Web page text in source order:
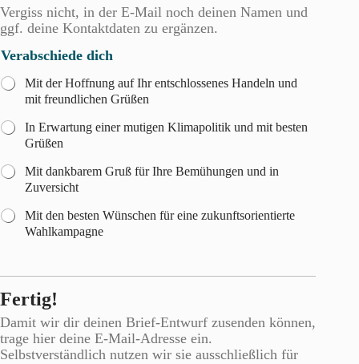
Vergiss nicht, in der E-Mail noch deinen Namen und
ggf. deine Kontaktdaten zu ergänzen.
Verabschiede dich
Mit der Hoffnung auf Ihr entschlossenes Handeln und
mit freundlichen Grüßen
In Erwartung einer mutigen Klimapolitik und mit besten
Grüßen
Mit dankbarem Gruß für Ihre Bemühungen und in
Zuversicht
Mit den besten Wünschen für eine zukunftsorientierte
Wahlkampagne
Fertig!
Damit wir dir deinen Brief-Entwurf zusenden können,
trage hier deine E-Mail-Adresse ein.
Selbstverständlich nutzen wir sie ausschließlich für